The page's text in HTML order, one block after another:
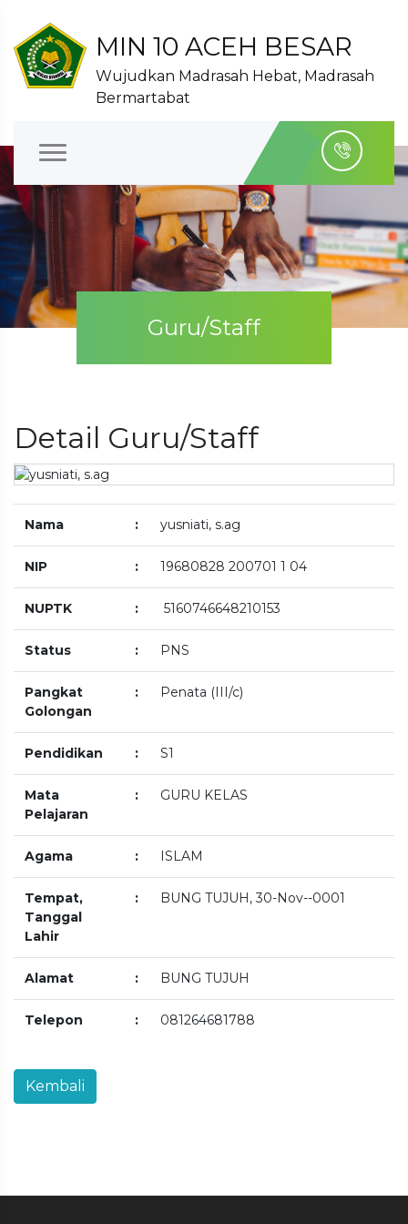
MIN 10 ACEH BESAR
Wujudkan Madrasah Hebat, Madrasah
Bermartabat
Guru/Staff
Detail Guru/Staff
Nama : yusniati, s.ag
NIP : 19680828 200701 1 04
NUPTK : 5160746648210153
Status : PNS
Pangkat
Golongan
: Penata (III/c)
Pendidikan : S1
Mata
Pelajaran
: GURU KELAS
Agama : ISLAM
Tempat,
Tanggal
Lahir
: BUNG TUJUH, 30-Nov--0001
Alamat : BUNG TUJUH
Telepon : 081264681788